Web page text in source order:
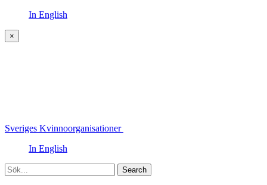
In English
×
Sveriges Kvinnoorganisationer
In English
Sök